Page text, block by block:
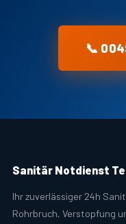
📞
Sanitär Notdienst
Ihr zuverlässiger 24h
Rohrbruch, Verstopfung